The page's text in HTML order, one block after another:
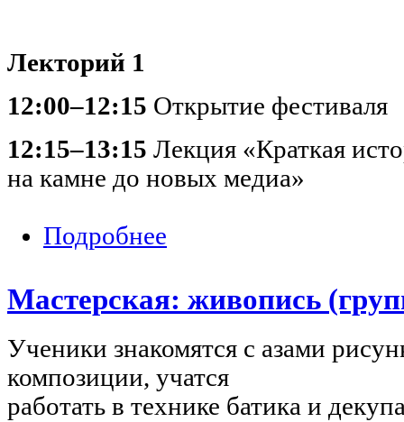
Лекторий 1
12:00–12:15 Открытие фестиваля
12:15–13:15 Лекция «Краткая
на камне до новых медиа»
Подробнее
Мастерская: живопись
Ученики знакомятся с азами
композиции, учатся
работать в технике батика и